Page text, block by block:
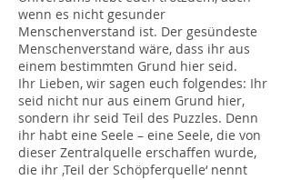
wenn es nicht gesunder
Menschenverstand ist. Der gesündeste
Menschenverstand wäre, dass ihr aus
einem bestimmten Grund hier seid.
Ihr Lieben, wir sagen euch folgendes: Ihr
seid nicht nur aus einem Grund hier,
sondern ihr seid Teil des Puzzles. Denn
ihr habt eine Seele – eine Seele, die von
dieser Zentralquelle erschaffen wurde,
die ihr ‚Teil der Schöpferquelle‘ nennt